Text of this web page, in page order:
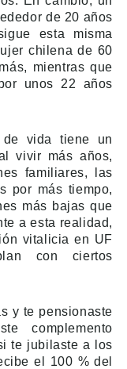
de 20 años
esta misma
chilena de 60
mientras que
unos 22 años
vida tiene un
vivir más años,
familiares, las
por más tiempo,
más bajas que
a esta realidad,
vitalicia en UF
con ciertos
y te pensionaste
complemento
te jubilaste a los
el 100 % del